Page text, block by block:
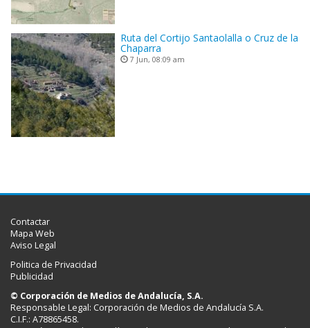
Ruta del Cortijo Santaolalla o Cruz de la
Chaparra
7 Jun, 08:09 am
Contactar
Mapa Web
Aviso Legal
Politica de Privacidad
Publicidad
© Corporación de Medios de Andalucía, S.A.
Responsable Legal: Corporación de Medios de Andalucía S.A.
C.I.F.: A78865458.